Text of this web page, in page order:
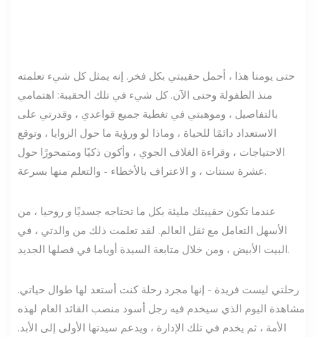
حتى يومنا هذا ، أحمل حقيبتي بكل فخر. إنه يمثل كل شيء تعلمته
منذ الطفولة وحتى الآن. كل شيء في تلك الحقيبة: اهتمامي
بالتفاصيل ، وموهبتي في تغطية جميع قواعدي ، وقدرتي على
الاستعداد دائمًا للحياة ، وماذا لو ورؤية ما حول الزوايا ، وتوقع
الاحتياجات ، وقراءة الغلاف الجوي ، وأكون ذكيًا ومتمحورًا حول
عشرة سنتات ، و الاعتراف بالأخطاء - والتعلم منها بسرعة.
عندما تكون حقيبتك مليئة بكل ما تحتاجه جسديًا و روحيا ، من
الأسهل التعامل مع ثقل العالم. لقد تعلمت ذلك من والدتي ، في
البيت الأبيض ، ومن خلال متابعة السيدة أوباما في فصلها الجديد.
رحلتي ليست فريدة - إنها مجرد رحلة كنت أستعد لها طوال حياتي.
مشاهدة اليوم الذي سيخدم فيه رجل أسود منصب القائد العام لهذه
الأمة ، ثم يخدم في تلك الإدارة ، ويدعم سيدتها الأولى إلى الأبد.